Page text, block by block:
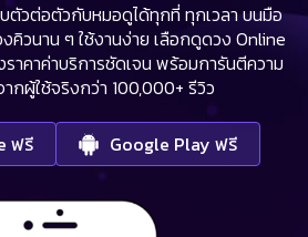
ตัวต่อตัวกับหมอดูได้ทุกที่ ทุกเวลา บนมือ
คิวนาน ๆ ใช้งานง่าย เลือกดูดวง Online
าคาค่าบริการชัดเจน พร้อมการันตีความ
กผู้ใช้จริงกว่า 100,000+ รีวิว
ฟรี Google Play ฟรี